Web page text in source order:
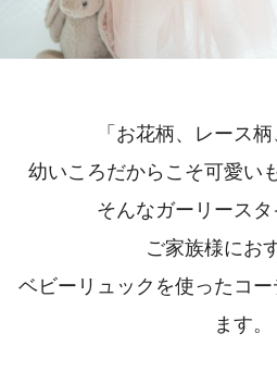
「お花柄、レース柄
幼いころだからこそ可愛い
そんなガーリース
ご家族様にお
ベビーリュックを使ったコ
ます。